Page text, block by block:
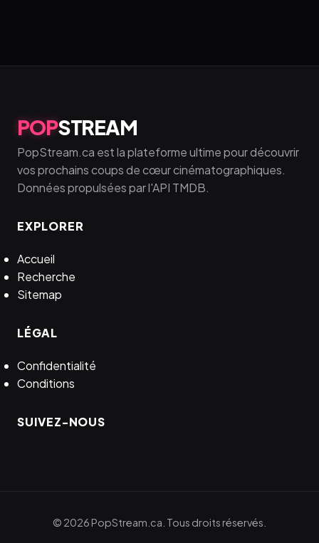
POPSTREAM
PopStream.ca est la plateforme ultime pour découvrir
vos prochains coups de cœur cinématographiques.
Données propulsées par l'API TMDB.
EXPLORER
Accueil
Recherche
Sitemap
LÉGAL
Confidentialité
Conditions
SUIVEZ-NOUS
© 2026 PopStream.ca. Tous droits réservés.